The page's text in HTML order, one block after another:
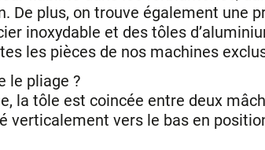
De plus, on trouve également une
inoxydable et des tôles
les pièces de nos machines
le pliage ?
la tôle est coincée entre deux
verticalement vers le bas en